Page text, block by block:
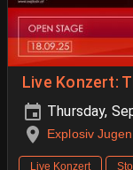
Live Konzert:
Thursday,
Explosiv
Live Konzert